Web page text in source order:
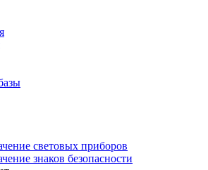
световых приборов
знаков безопасности